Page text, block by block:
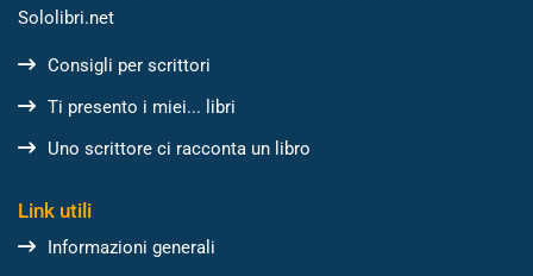
Sololibri.net
Consigli per scrittori
Ti presento i miei... libri
Uno scrittore ci racconta un libro
Link utili
Informazioni generali